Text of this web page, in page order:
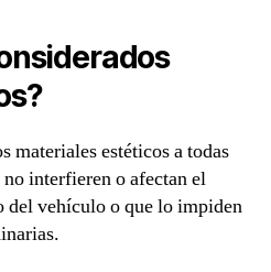
materiales estéticos a todas
interfieren o afectan el
del vehículo o que lo impiden